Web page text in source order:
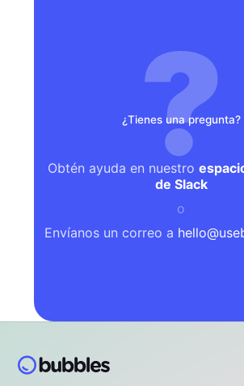
¿Tienes una pregunta?
Obtén ayuda en nuestro
de Slack
o
Envíanos un correo a